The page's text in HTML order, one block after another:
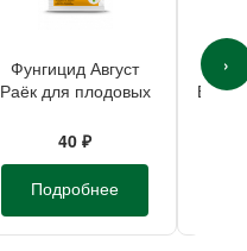
Фунгицид Август
Раёк для плодовых
40 ₽
Подробнее
БЭЛТ
›